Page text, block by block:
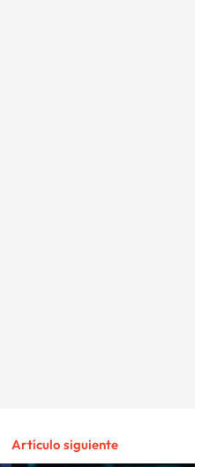
Artículo siguiente